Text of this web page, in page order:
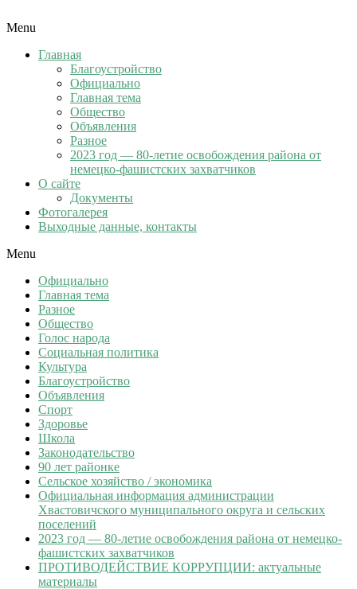
Menu
Главная
Благоустройство
Официально
Главная тема
Общество
Объявления
Разное
2023 год — 80-летие освобождения района от
немецко-фашистских захватчиков
О сайте
Документы
Фотогалерея
Выходные данные, контакты
Menu
Официально
Главная тема
Разное
Общество
Голос народа
Социальная политика
Культура
Благоустройство
Объявления
Спорт
Здоровье
Школа
Законодательство
90 лет районке
Сельское хозяйство / экономика
Официальная информация администрации
Хвастовичского муниципального округа и сельских
поселений
2023 год — 80-летие освобождения района от немецко-
фашистских захватчиков
ПРОТИВОДЕЙСТВИЕ КОРРУПЦИИ: актуальные
материалы